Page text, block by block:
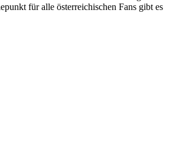
für alle österreichischen Fans gibt es